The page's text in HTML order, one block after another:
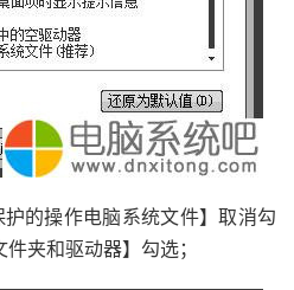
的操作电脑系统文件】取消勾
夹和驱动器】勾选；